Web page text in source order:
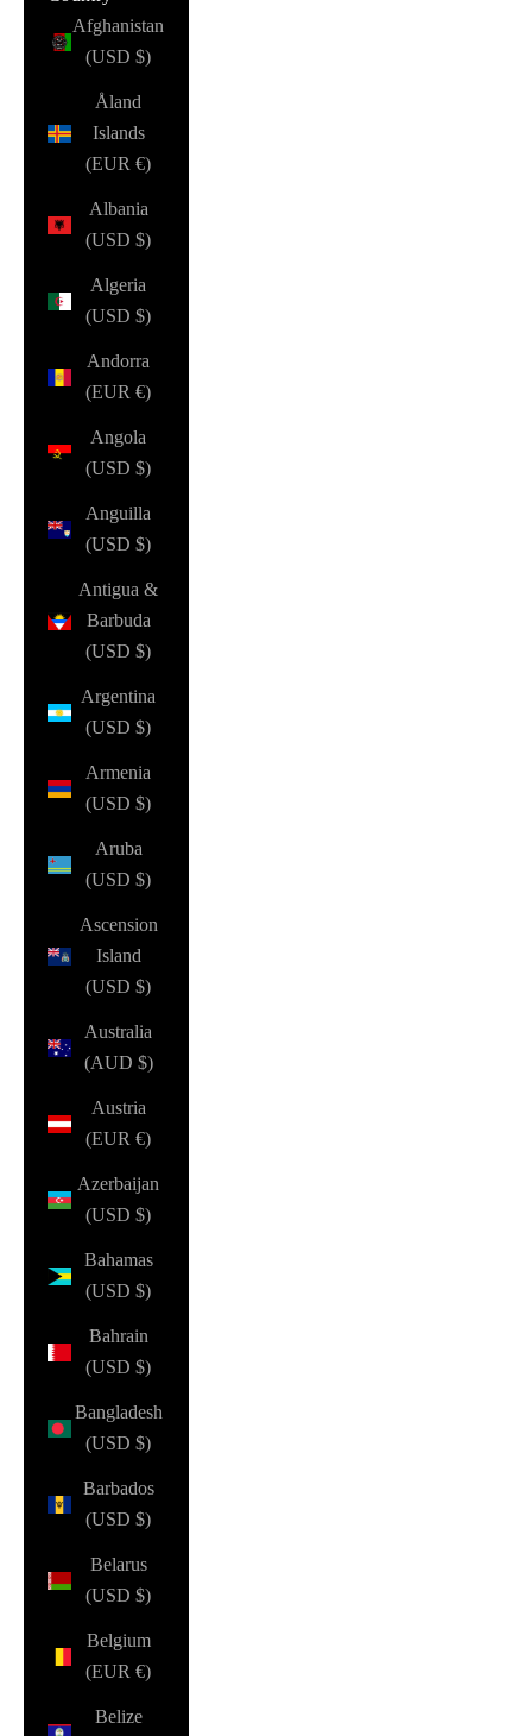
Afghanistan
(USD $)
Åland
Islands
(EUR €)
Albania
(USD $)
Algeria
(USD $)
Andorra
(EUR €)
Angola
(USD $)
Anguilla
(USD $)
Antigua &
Barbuda
(USD $)
Argentina
(USD $)
Armenia
(USD $)
Aruba
(USD $)
Ascension
Island
(USD $)
Australia
(AUD $)
Austria
(EUR €)
Azerbaijan
(USD $)
Bahamas
(USD $)
Bahrain
(USD $)
Bangladesh
(USD $)
Barbados
(USD $)
Belarus
(USD $)
Belgium
(EUR €)
Belize